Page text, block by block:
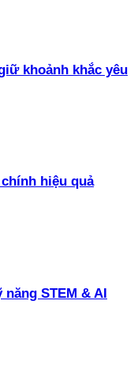
khoảnh khắc yêu
hiệu quả
STEM & AI